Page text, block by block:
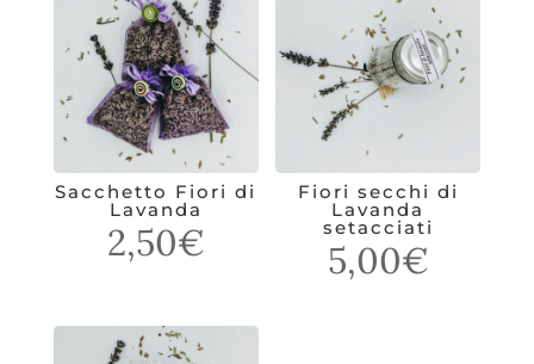
Sacchetto Fiori di
Lavanda
2,50€
Fiori secchi di
Lavanda
setacciati
5,00€